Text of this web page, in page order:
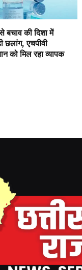
बचाव की दिशा में
छलांग, एचपीवी
को मिल रहा व्यापक